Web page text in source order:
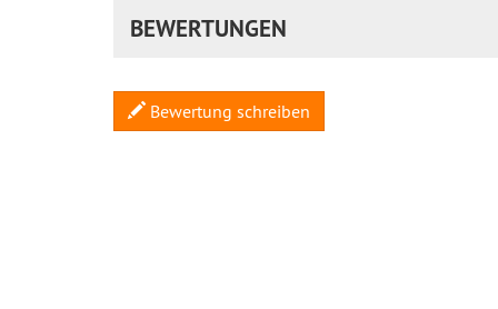
BEWERTUNGEN
Bewertung schreiben